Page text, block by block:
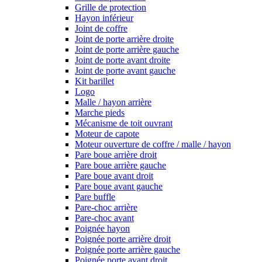
Grille de protection
Hayon inférieur
Joint de coffre
Joint de porte arrière droite
Joint de porte arrière gauche
Joint de porte avant droite
Joint de porte avant gauche
Kit barillet
Logo
Malle / hayon arrière
Marche pieds
Mécanisme de toit ouvrant
Moteur de capote
Moteur ouverture de coffre / malle / hayon
Pare boue arrière droit
Pare boue arrière gauche
Pare boue avant droit
Pare boue avant gauche
Pare buffle
Pare-choc arrière
Pare-choc avant
Poignée hayon
Poignée porte arrière droit
Poignée porte arrière gauche
Poignée porte avant droit